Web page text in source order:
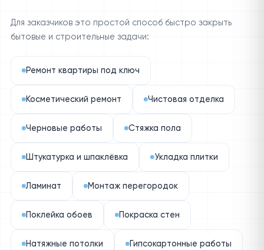
Для заказчиков это простой способ быстро закрыть
бытовые и строительные задачи:
Ремонт квартиры под ключ
Косметический ремонт Чистовая отделка
Черновые работы Стяжка пола
Штукатурка и шпаклёвка Укладка плитки
Ламинат Монтаж перегородок
Поклейка обоев Покраска стен
Натяжные потолки Гипсокартонные работы